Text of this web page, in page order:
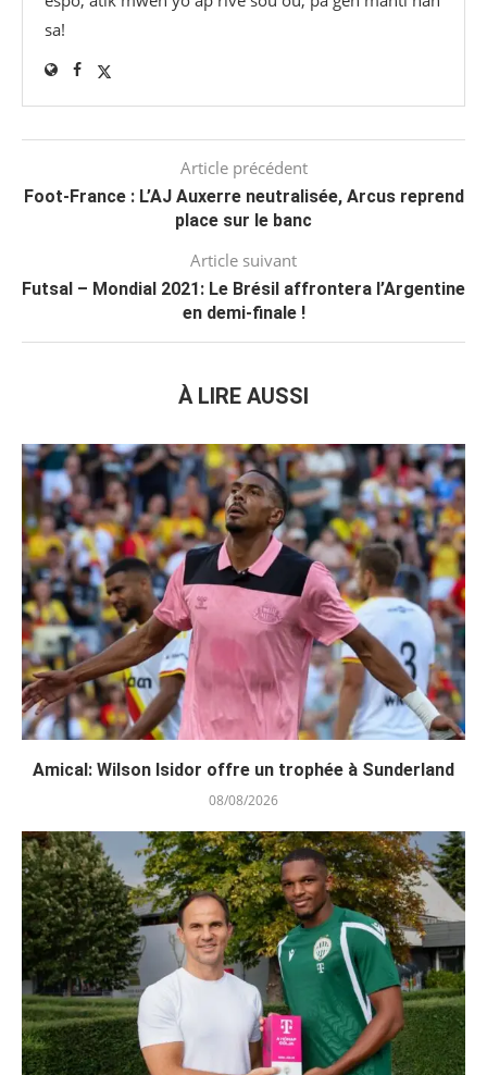
sa!
Article précédent
Foot-France : L’AJ Auxerre neutralisée, Arcus reprend
place sur le banc
Article suivant
Futsal – Mondial 2021: Le Brésil affrontera l’Argentine
en demi-finale !
À LIRE AUSSI
Amical: Wilson Isidor offre un trophée à Sunderland
08/08/2026